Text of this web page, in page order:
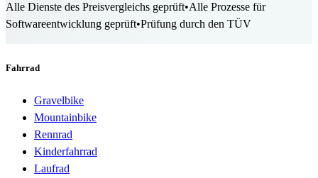
Alle Dienste des Preisvergleichs geprüft•Alle Prozesse für
Softwareentwicklung geprüft•Prüfung durch den TÜV
Fahrrad
Gravelbike
Mountainbike
Rennrad
Kinderfahrrad
Laufrad